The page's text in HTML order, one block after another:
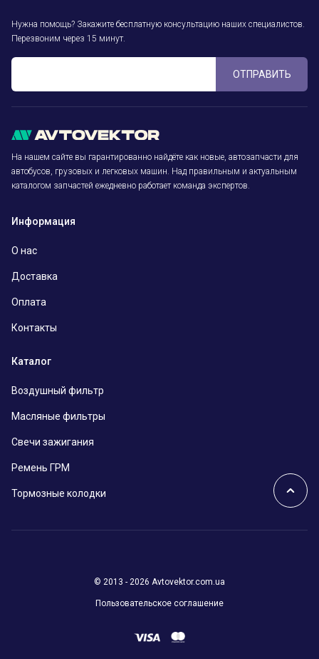
Нужна помощь? Закажите бесплатную консультацию наших специалистов.
Перезвоним через 15 минут.
ОТПРАВИТЬ
На нашем сайте вы гарантированно найдёте как новые, автозапчасти для
автобусов, грузовых и легковых машин. Над правильным и актуальным
каталогом запчастей ежедневно работает команда экспертов.
Информация
О нас
Доставка
Оплата
Контакты
Каталог
Воздушный фильтр
Масляные фильтры
Свечи зажигания
Ремень ГРМ
Тормозные колодки
© 2013 - 2026 Avtovektor.com.ua
Пользовательское соглашение